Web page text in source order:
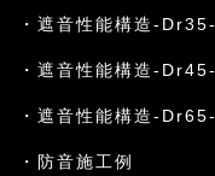
遮音性能構造-Dr35-
遮音性能構造-Dr45-
遮音性能構造-Dr65-
防音施工例